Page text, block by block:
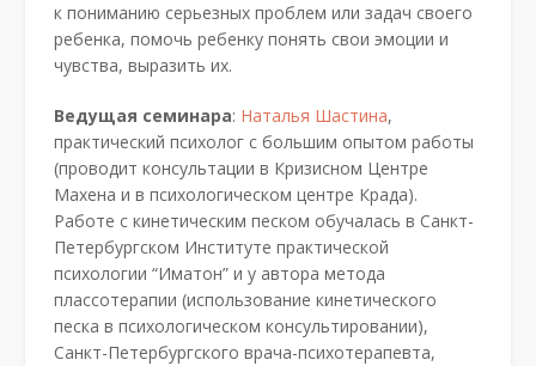
к пониманию серьезных проблем или задач своего
ребенка, помочь ребенку понять свои эмоции и
чувства, выразить их.
Ведущая семинара: Наталья Шастина,
практический психолог с большим опытом работы
(проводит консультации в Кризисном Центре
Махена и в психологическом центре Крада).
Работе с кинетическим песком обучалась в Санкт-
Петербургском Институте практической
психологии “Иматон” и у автора метода
плассотерапии (использование кинетического
песка в психологическом консультировании),
Санкт-Петербургского врача-психотерапевта,